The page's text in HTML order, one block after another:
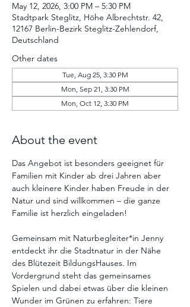
May 12, 2026, 3:00 PM – 5:30 PM
Stadtpark Steglitz, Höhe Albrechtstr. 42,
12167 Berlin-Bezirk Steglitz-Zehlendorf,
Deutschland
Other dates
Tue, Aug 25, 3:30 PM
Mon, Sep 21, 3:30 PM
Mon, Oct 12, 3:30 PM
About the event
Das Angebot ist besonders geeignet für
Familien mit Kinder ab drei Jahren aber
auch kleinere Kinder haben Freude in der
Natur und sind willkommen – die ganze
Familie ist herzlich eingeladen!
Gemeinsam mit Naturbegleiter*in Jenny
entdeckt ihr die Stadtnatur in der Nähe
des Blütezeit BildungsHauses. Im
Vordergrund steht das gemeinsames
Spielen und dabei etwas über die kleinen
Wunder im Grünen zu erfahren: Tiere